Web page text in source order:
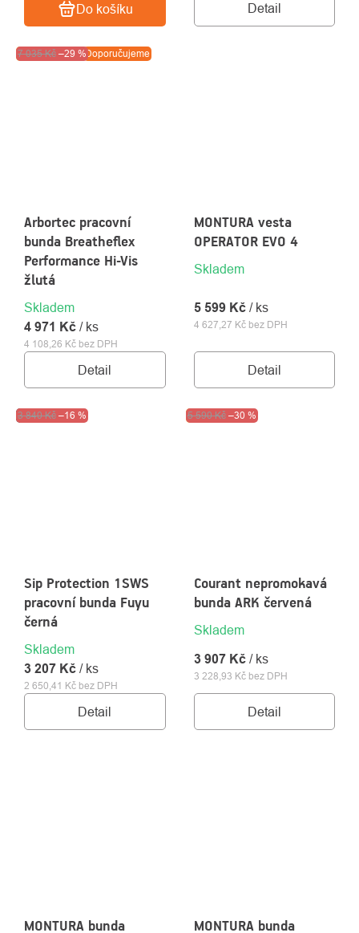
Do košíku Detail
Akce Výprodej Doporučujeme
7 035 Kč –29 %
Arbortec pracovní
bunda Breatheflex
Performance Hi-Vis
žlutá
Skladem
4 108,26 Kč bez DPH
4 971 Kč / ks
Detail
MONTURA vesta
OPERATOR EVO 4
Skladem
4 627,27 Kč bez DPH
5 599 Kč / ks
Detail
Výprodej
3 840 Kč –16 %
Sip Protection 1SWS
pracovní bunda Fuyu
černá
Skladem
2 650,41 Kč bez DPH
3 207 Kč / ks
Detail
Akce Výprodej
5 590 Kč –30 %
Courant nepromokavá
bunda ARK červená
Skladem
3 228,93 Kč bez DPH
3 907 Kč / ks
Detail
MONTURA bunda MONTURA bunda